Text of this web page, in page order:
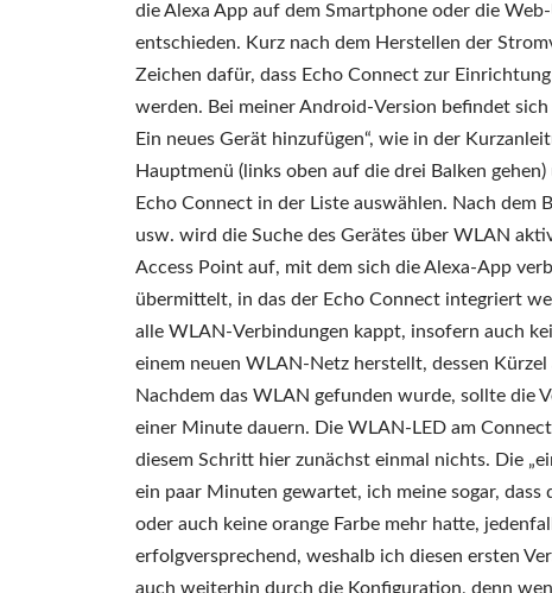
die Alexa App auf dem Smartphone oder die
entschieden. Kurz nach dem Herstellen der
Zeichen dafür, dass Echo Connect zur
werden. Bei meiner Android-Version befindet
Ein neues Gerät hinzufügen“, wie in der
Hauptmenü (links oben auf die drei Balken
Echo Connect in der Liste auswählen. Nach dem
usw. wird die Suche des Gerätes über WLAN
Access Point auf, mit dem sich die Alexa-App
übermittelt, in das der Echo Connect integriert
alle WLAN-Verbindungen kappt, insofern auch
einem neuen WLAN-Netz herstellt, dessen
Nachdem das WLAN gefunden wurde, sollte die
einer Minute dauern. Die WLAN-LED am
diesem Schritt hier zunächst einmal nichts. Die
ein paar Minuten gewartet, ich meine sogar,
oder auch keine orange Farbe mehr hatte,
erfolgversprechend, weshalb ich diesen ersten
auch weiterhin durch die Konfiguration, denn